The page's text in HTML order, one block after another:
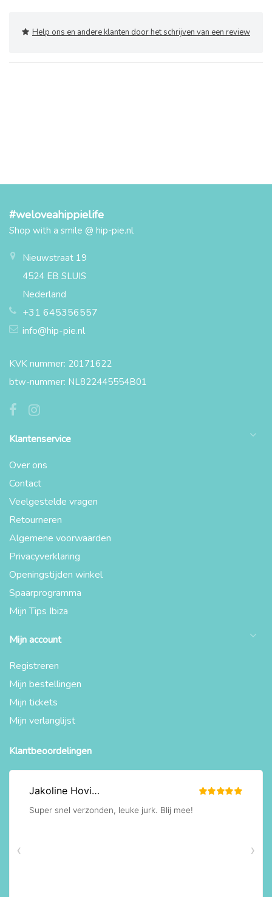
Help ons en andere klanten door het schrijven van een review
#weloveahippielife
Shop with a smile @ hip-pie.nl
Nieuwstraat 19
4524 EB SLUIS
Nederland
+31 645356557
info@hip-pie.nl
KVK nummer: 20171622
btw-nummer: NL822445554B01
Klantenservice
Over ons
Contact
Veelgestelde vragen
Retourneren
Algemene voorwaarden
Privacyverklaring
Openingstijden winkel
Spaarprogramma
Mijn Tips Ibiza
Mijn account
Registreren
Mijn bestellingen
Mijn tickets
Mijn verlanglijst
Klantbeoordelingen